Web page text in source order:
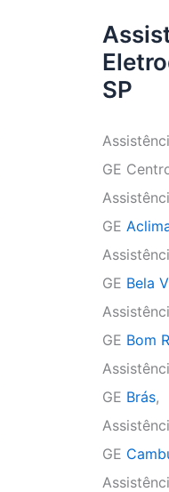
SP
GE
GE
GE Bela
GE Bom
GE Brás,
GE